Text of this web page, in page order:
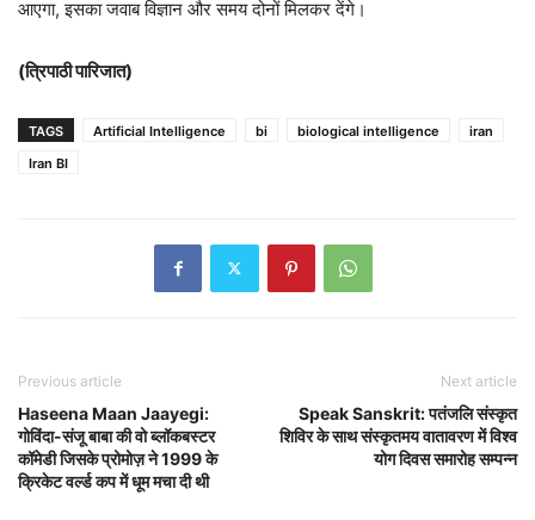
आएगा, इसका जवाब विज्ञान और समय दोनों मिलकर देंगे।
(त्रिपाठी पारिजात)
TAGS Artificial Intelligence bi biological intelligence
iran
Iran BI
Previous article
Haseena Maan Jaayegi:
गोविंदा-संजू बाबा की वो ब्लॉकबस्टर
कॉमेडी जिसके प्रोमोज़ ने 1999 के
क्रिकेट वर्ल्ड कप में धूम मचा दी थी
Next article
Speak Sanskrit: पतंजलि संस्कृत
शिविर के साथ संस्कृतमय वातावरण में विश्व
योग दिवस समारोह सम्पन्न